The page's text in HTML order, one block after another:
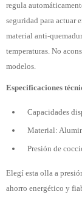
regula
seguridad para actuar
material anti-
temperaturas. No
modelos.
Especificaciones
Capacidades
Material:
Presión de
Elegí esta olla a
ahorro energético y